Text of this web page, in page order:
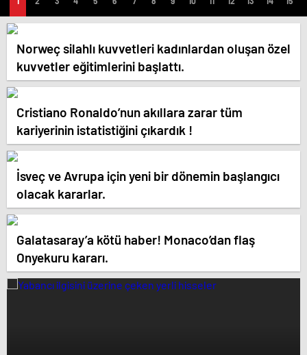
Norweç silahlı kuvvetleri kadınlardan oluşan özel
kuvvetler eğitimlerini başlattı.
Cristiano Ronaldo’nun akıllara zarar tüm
kariyerinin istatistiğini çıkardık !
İsveç ve Avrupa için yeni bir dönemin başlangıcı
olacak kararlar.
Galatasaray’a kötü haber! Monaco’dan flaş
Onyekuru kararı.